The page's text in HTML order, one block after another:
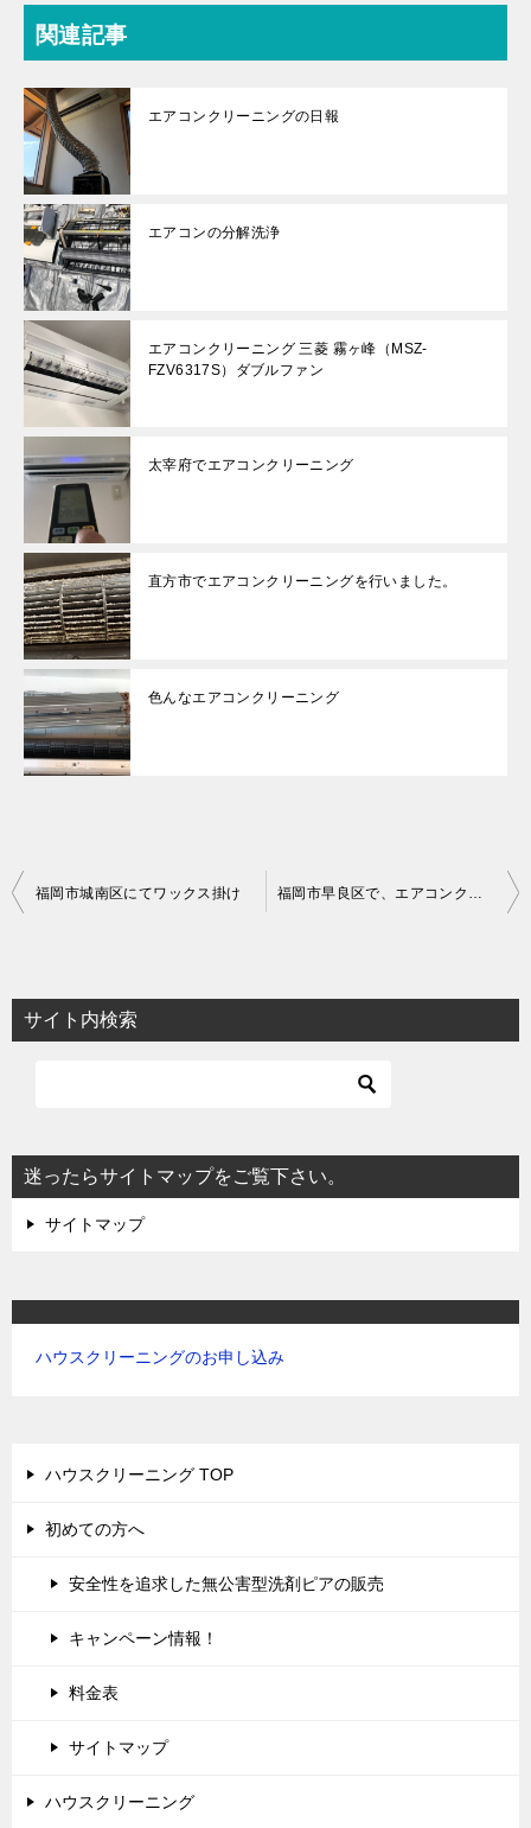
関連記事
エアコンクリーニングの日報
エアコンの分解洗浄
エアコンクリーニング 三菱 霧ヶ峰（MSZ-
FZV6317S）ダブルファン
太宰府でエアコンクリーニング
直方市でエアコンクリーニングを行いました。
色んなエアコンクリーニング
投
ビ
ゲ
ョ
ン
福岡市城南区にてワックス掛け 福岡市早良区で、エアコンクリーニングと抗菌ワックス
サイト内検索
迷ったらサイトマップをご覧下さい。
サイトマップ
ハウスクリーニングのお申し込み
ハウスクリーニング TOP
初めての方へ
安全性を追求した無公害型洗剤ピアの販売
キャンペーン情報！
料金表
サイトマップ
ハウスクリーニング